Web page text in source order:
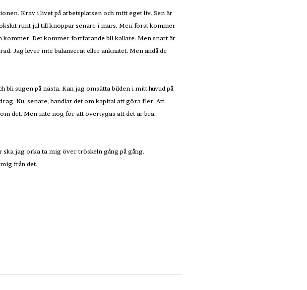
Krav i livet på arbetsplatsen och mitt eget liv. Sen är
runt jul till knoppar senare i mars. Men först kommer
kommer. Det kommer fortfarande bli kallare. Men snart är
Jag lever inte balanserat eller anknutet. Men ändå de
sugen på nästa. Kan jag omsätta bilden i mitt huvud på
Nu, senare, handlar det om kapital att göra fler. Att
det. Men inte nog för att övertygas att det är bra.
ska jag orka ta mig över tröskeln gång på gång.
från det.